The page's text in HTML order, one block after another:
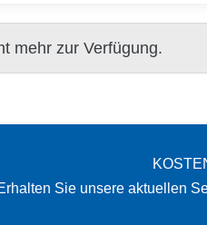
mehr zur Verfügung.
Sie unsere aktuellen